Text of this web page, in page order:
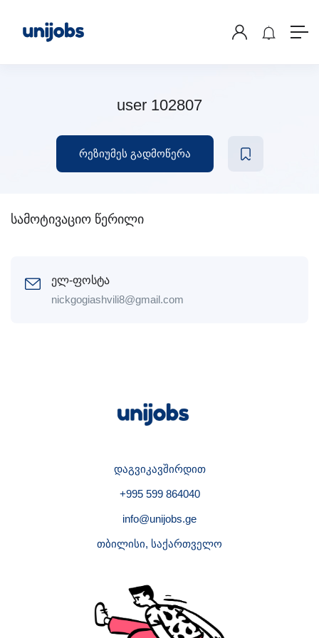
user 102807
რეზიუმეს გადმოწერა
სამოტივაციო წერილი
ელ-ფოსტა
nickgogiashvili8@gmail.com
დაგვიკავშირდით
+995 599 864040
info@unijobs.ge
თბილისი, საქართველო